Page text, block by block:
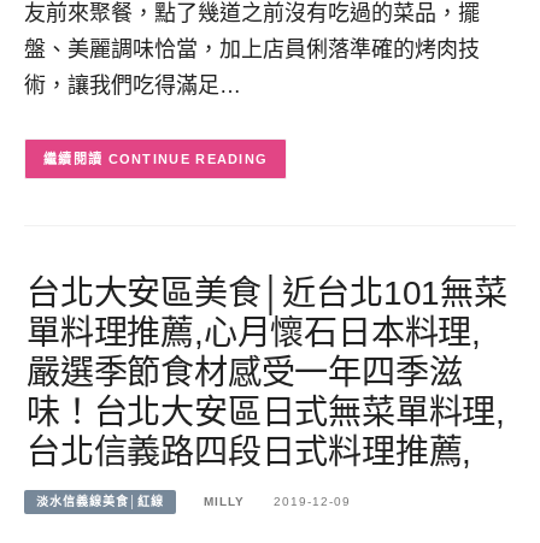
友前來聚餐，點了幾道之前沒有吃過的菜品，擺
盤、美麗調味恰當，加上店員俐落準確的烤肉技
術，讓我們吃得滿足…
CONTINUE READING
台北大安區美食│近台北101無菜
單料理推薦,心月懷石日本料理,
嚴選季節食材感受一年四季滋
味！台北大安區日式無菜單料理,
台北信義路四段日式料理推薦,
淡水信義線美食│紅線 MILLY 2019-12-09